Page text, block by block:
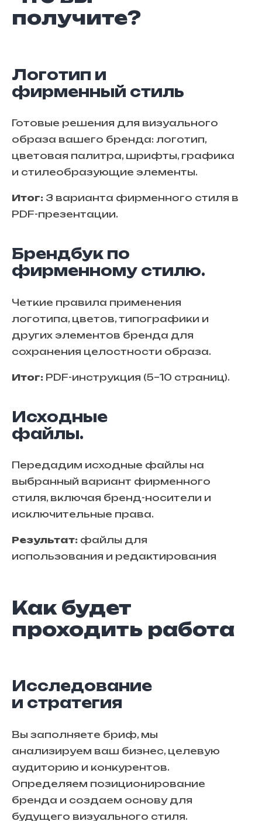
получите?
Логотип и
фирменный стиль
Готовые решения для визуального
образа вашего бренда: логотип,
цветовая палитра, шрифты, графика
и стилеобразующие элементы.
Итог: 3 варианта фирменного стиля в
PDF-презентации.
Брендбук по
фирменному стилю.
Четкие правила применения
логотипа, цветов, типографики и
других элементов бренда для
сохранения целостности образа.
Итог: PDF-инструкция (5–10 страниц).
Исходные
файлы.
Передадим исходные файлы на
выбранный вариант фирменного
стиля, включая бренд-носители и
исключительные права.
Результат: файлы для
использования и редактирования
Как будет
проходить работа
Исследование
и стратегия
Вы заполняете бриф, мы
анализируем ваш бизнес, целевую
аудиторию и конкурентов.
Определяем позиционирование
бренда и создаем основу для
будущего визуального стиля.